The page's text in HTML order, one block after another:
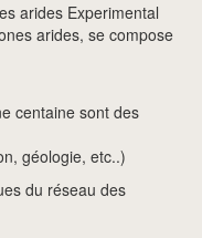
arides Experimental
arides, se compose
centaine sont des
géologie, etc..)
du réseau des